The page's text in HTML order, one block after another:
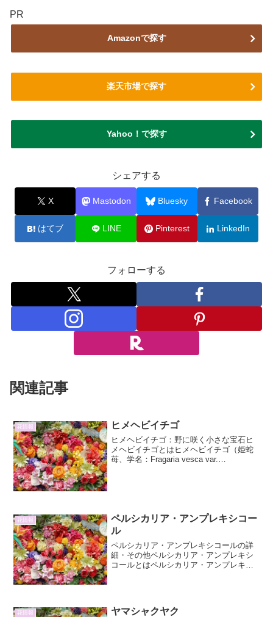
PR
Amazonで探す
楽天市場で探す
Yahoo！で探す
シェアする
X Mastodon Bluesky Facebook
はてブ LINE Pinterest LinkedIn
フォローする
関連記事
花情報 ヒメヘビイチゴ
ヒメヘビイチゴ：野に咲く小さな宝石ヒ
メヘビイチゴとはヒメヘビイチゴ（姫蛇
苺、学名：Fragaria vesca var.
花情報
ペルシカリア・アンプレキシコー
ル
ペルシカリア・アンプレキシコールの詳
細・その他ペルシカリア・アンプレキシ
コールとはペルシカリア・アンプレキシ
花情報 ヤマシャクヤク